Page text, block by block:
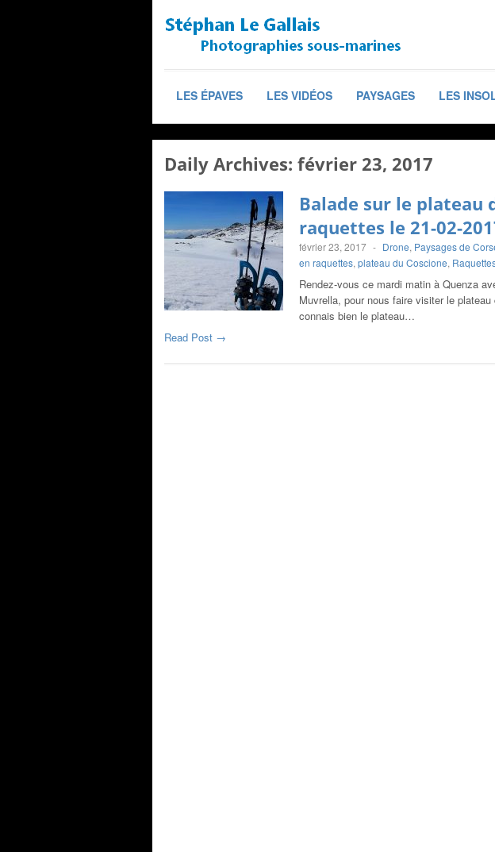
LES ÉPAVES LES VIDÉOS PAYSAGES LES
Daily Archives: février 23, 2017
Balade sur le plateau
raquettes le 21-02-
février 23, 2017 - Drone, Paysages de
en raquettes, plateau du Coscione,
Rendez-vous ce mardi matin à Quenza
Muvrella, pour nous faire visiter le
connais bien le plateau…
Read Post →